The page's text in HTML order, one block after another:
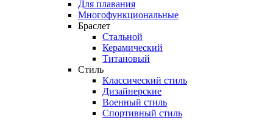
Для плавания
Многофункциональные
Браслет
Стальной
Керамический
Титановый
Стиль
Классический стиль
Дизайнерские
Военный стиль
Спортивный стиль